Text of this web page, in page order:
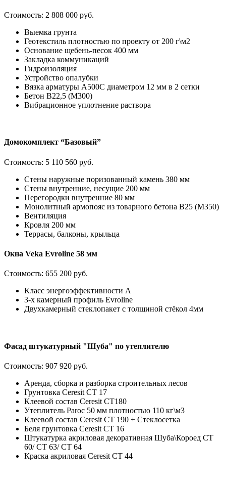
Стоимость: 2 808 000 руб.
Выемка грунта
Геотекстиль плотностью по проекту от 200 г\м2
Основание щебень-песок 400 мм
Закладка коммуникаций
Гидроизоляция
Устройство опалубки
Вязка арматуры А500С диаметром 12 мм в 2 сетки
Бетон В22,5 (М300)
Вибрационное уплотнение раствора
Домокомплект “Базовый”
Стоимость: 5 110 560 руб.
Стены наружные поризованный камень 380 мм
Стены внутренние, несущие 200 мм
Перегородки внутренние 80 мм
Монолитный армопояс из товарного бетона В25 (М350)
Вентиляция
Кровля 200 мм
Террасы, балконы, крыльца
Окна Veka Evroline 58 мм
Стоимость: 655 200 руб.
Класс энергоэффективности А
3-х камерный профиль Evroline
Двухкамерный стеклопакет с толщиной стёкол 4мм
Фасад штукатурный "Шуба" по утеплителю
Стоимость: 907 920 руб.
Аренда, сборка и разборка строительных лесов
Грунтовка Ceresit CT 17
Клеевой состав Ceresit СТ180
Утеплитель Paroc 50 мм плотностью 110 кг\м3
Клеевой состав Ceresit CT 190 + Стеклосетка
Беля грунтовка Ceresit CT 16
Штукатурка акриловая декоративная Шуба\Короед CT
60/ CT 63/ CT 64
Краска акриловая Ceresit CT 44